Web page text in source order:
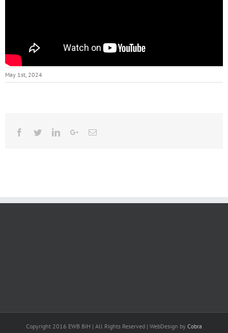
May 1st, 2024
Facebook
TwitterLinkedinGoogle+Email
Copyright 2016 EWB BiH | All Rights Reserved | WebDesign by Cobra